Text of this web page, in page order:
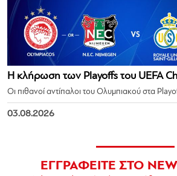
Η κλήρωση των Playoffs του UEFA
Οι πιθανοί αντίπαλοι του Ολυμπιακού στα
03.08.2026
ΕΓΓΡΑΦΕΙΤΕ ΣΤΟ